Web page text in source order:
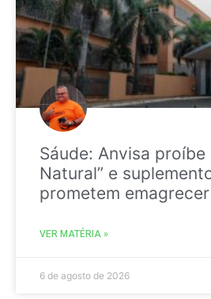
Sáude: Anvisa proíbe
Natural” e
prometem emagrecer
VER MATÉRIA »
6 de agosto de 2026